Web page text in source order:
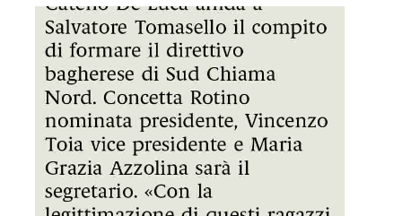
GDS 12/04/2023 Nominato il direttivo di Sud chiama Nord